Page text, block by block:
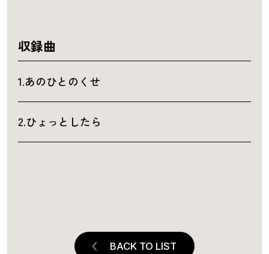
収録曲
1.あのひとのくせ
2.ひょっとしたら
BACK TO LIST